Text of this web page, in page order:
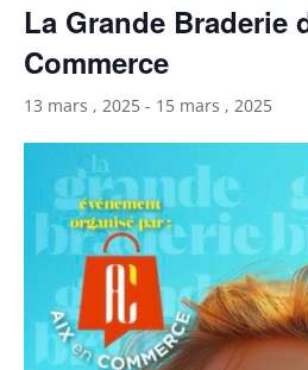
Événements
Notre association
Contact
La Grande Braderie
Commerce
13 mars , 2025 - 15 mars , 2025